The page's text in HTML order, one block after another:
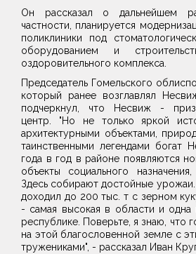
Он рассказал о дальнейшем
частности, планируется
поликлиники под
оборудованием и
оздоровительного комплекса.
Председатель Гомельского
который ранее возглавлял
подчеркнул, что Несвиж -
центр. "Но не только яркой
архитектурными объектами,
таинственными легендами богат
года в год в районе появляются
объекты социального
Здесь собирают достойные урожаи.
доходил до 200 тыс. т с зерном
- самая высокая в области и одна
республике. Поверьте, я знаю, что
на этой благословенной земле с
тружениками", - рассказал Иван